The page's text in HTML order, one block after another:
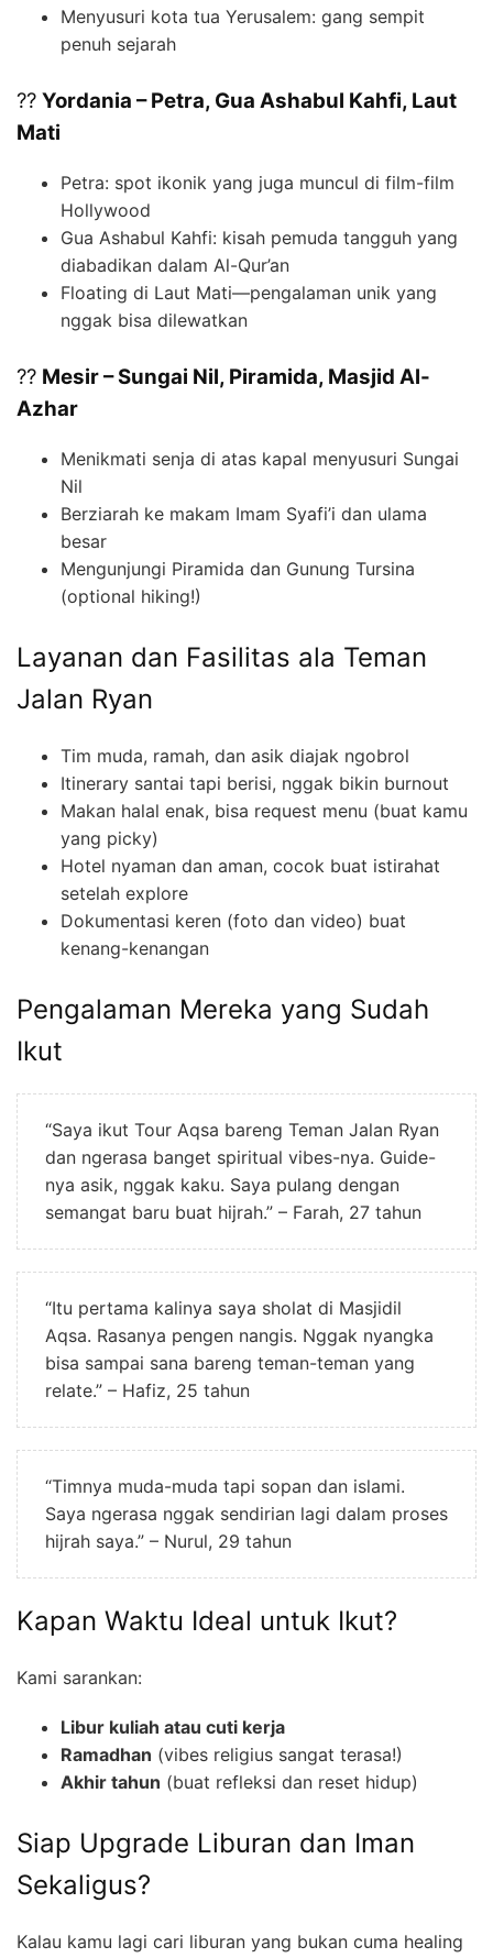
Menyusuri kota tua Yerusalem: gang sempit
penuh sejarah
?? Yordania – Petra, Gua Ashabul Kahfi, Laut
Mati
Petra: spot ikonik yang juga muncul di film-film
Hollywood
Gua Ashabul Kahfi: kisah pemuda tangguh yang
diabadikan dalam Al-Qur’an
Floating di Laut Mati—pengalaman unik yang
nggak bisa dilewatkan
?? Mesir – Sungai Nil, Piramida, Masjid Al-
Azhar
Menikmati senja di atas kapal menyusuri Sungai
Nil
Berziarah ke makam Imam Syafi’i dan ulama
besar
Mengunjungi Piramida dan Gunung Tursina
(optional hiking!)
Layanan dan Fasilitas ala Teman
Jalan Ryan
Tim muda, ramah, dan asik diajak ngobrol
Itinerary santai tapi berisi, nggak bikin burnout
Makan halal enak, bisa request menu (buat kamu
yang picky)
Hotel nyaman dan aman, cocok buat istirahat
setelah explore
Dokumentasi keren (foto dan video) buat
kenang-kenangan
Pengalaman Mereka yang Sudah
Ikut
“Saya ikut Tour Aqsa bareng Teman Jalan Ryan
dan ngerasa banget spiritual vibes-nya. Guide-
nya asik, nggak kaku. Saya pulang dengan
semangat baru buat hijrah.” – Farah, 27 tahun
“Itu pertama kalinya saya sholat di Masjidil
Aqsa. Rasanya pengen nangis. Nggak nyangka
bisa sampai sana bareng teman-teman yang
relate.” – Hafiz, 25 tahun
“Timnya muda-muda tapi sopan dan islami.
Saya ngerasa nggak sendirian lagi dalam proses
hijrah saya.” – Nurul, 29 tahun
Kapan Waktu Ideal untuk Ikut?
Kami sarankan:
Libur kuliah atau cuti kerja
Ramadhan (vibes religius sangat terasa!)
Akhir tahun (buat refleksi dan reset hidup)
Siap Upgrade Liburan dan Iman
Sekaligus?
Kalau kamu lagi cari liburan yang bukan cuma healing